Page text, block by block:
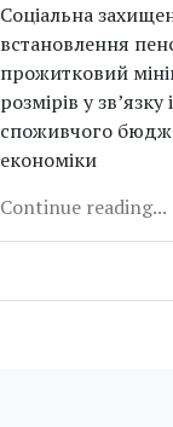
Соціальна
встановлення
прожитковий
розмірів у
споживчого
економіки
Continue reading...